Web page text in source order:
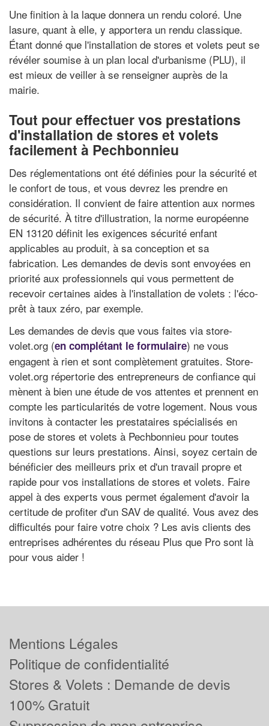
Une finition à la laque donnera un rendu coloré. Une
lasure, quant à elle, y apportera un rendu classique.
Étant donné que l'installation de stores et volets peut se
révéler soumise à un plan local d'urbanisme (PLU), il
est mieux de veiller à se renseigner auprès de la
mairie.
Tout pour effectuer vos prestations
d'installation de stores et volets
facilement à Pechbonnieu
Des réglementations ont été définies pour la sécurité et
le confort de tous, et vous devrez les prendre en
considération. Il convient de faire attention aux normes
de sécurité. À titre d'illustration, la norme européenne
EN 13120 définit les exigences sécurité enfant
applicables au produit, à sa conception et sa
fabrication. Les demandes de devis sont envoyées en
priorité aux professionnels qui vous permettent de
recevoir certaines aides à l'installation de volets : l'éco-
prêt à taux zéro, par exemple.
Les demandes de devis que vous faites via store-
volet.org (en complétant le formulaire) ne vous
engagent à rien et sont complètement gratuites. Store-
volet.org répertorie des entrepreneurs de confiance qui
mènent à bien une étude de vos attentes et prennent en
compte les particularités de votre logement. Nous vous
invitons à contacter les prestataires spécialisés en
pose de stores et volets à Pechbonnieu pour toutes
questions sur leurs prestations. Ainsi, soyez certain de
bénéficier des meilleurs prix et d'un travail propre et
rapide pour vos installations de stores et volets. Faire
appel à des experts vous permet également d'avoir la
certitude de profiter d'un SAV de qualité. Vous avez des
difficultés pour faire votre choix ? Les avis clients des
entreprises adhérentes du réseau Plus que Pro sont là
pour vous aider !
Mentions Légales
Politique de confidentialité
Stores & Volets : Demande de devis
100% Gratuit